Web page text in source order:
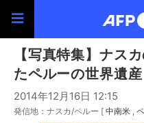
【写真特集】ナス
たペルーの世界遺産
2014年12月16日 12:15
発信地：ナスカ/ペルー [ 中南米